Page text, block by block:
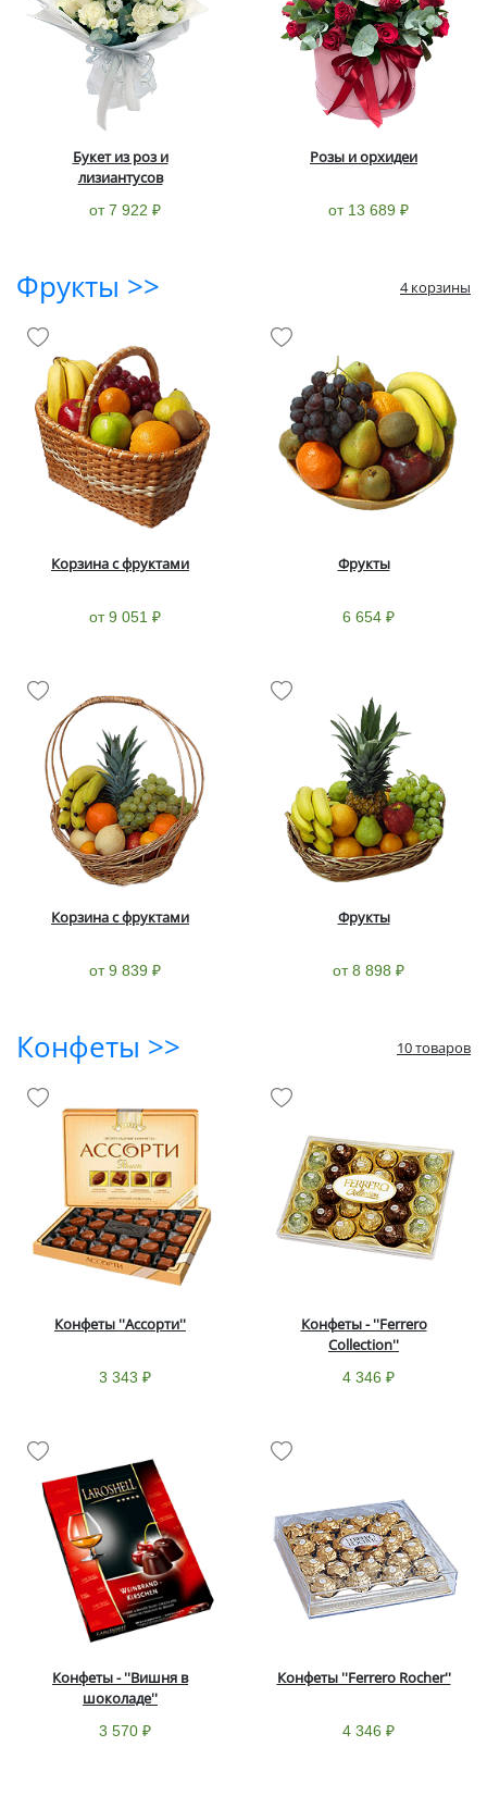
Букет из роз и
лизиантусов
от 7 922 ₽
Розы и орхидеи
от 13 689 ₽
Фрукты >> 4 корзины
Корзина с фруктами
от 9 051 ₽
Фрукты
6 654 ₽
Корзина с фруктами
от 9 839 ₽
Фрукты
от 8 898 ₽
Конфеты >> 10 товаров
Конфеты ''Ассорти''
3 343 ₽
Конфеты - ''Ferrero
Collection''
4 346 ₽
Конфеты - ''Вишня в
шоколаде''
3 570 ₽
Конфеты ''Ferrero Rocher''
4 346 ₽